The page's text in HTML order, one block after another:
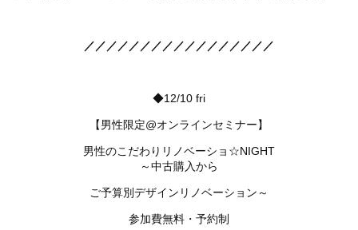
／／／／／／／／／／／／／／／／／
◆12/10 fri
【男性限定@オンラインセミナー】
男性のこだわりリノベーショ☆NIGHT
～中古購入から
ご予算別デザインリノベーション～
参加費無料・予約制